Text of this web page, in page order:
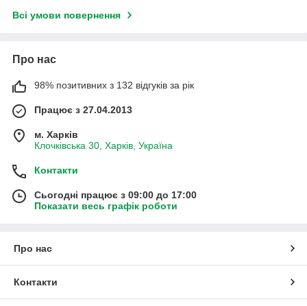
Всі умови повернення
Про нас
98% позитивних з 132 відгуків за рік
Працює з 27.04.2013
м. Харків
Клочківська 30, Харків, Україна
Контакти
Сьогодні працює з 09:00 до 17:00
Показати весь графік роботи
Про нас
Контакти